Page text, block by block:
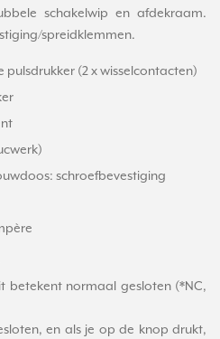
schakelwip en afdekraam.
spreidklemmen.
pulsdrukker (2 x wisselcontacten)
schroefbevestiging
normaal gesloten (*NC,
en als je op de knop drukt,